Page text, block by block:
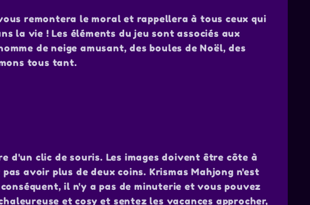
remontera le moral et rappellera à tous ceux qui
la vie ! Les éléments du jeu sont associés aux
de neige amusant, des boules de Noël, des
tous tant.
d'un clic de souris. Les images doivent être côte à
avoir plus de deux coins. Krismas Mahjong n'est
il n'y a pas de minuterie et vous pouvez
et cosy et sentez les vacances approcher,